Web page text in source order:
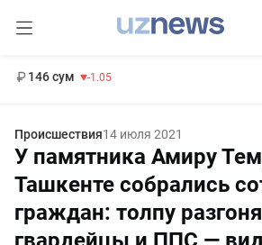
146 сум -1.05
Происшествия14 июля 2021
У памятника Амиру
Ташкенте собрались
граждан: толпу